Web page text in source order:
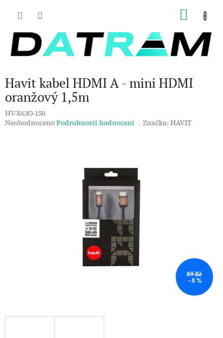
Havit kabel HDMI A - mini HDMI
oranžový 1,5m
HV-X63O-150
Průměrné
NeohodnocenoPodrobnosti hodnocení Značka:HAVIT
89 Kč
–8 %